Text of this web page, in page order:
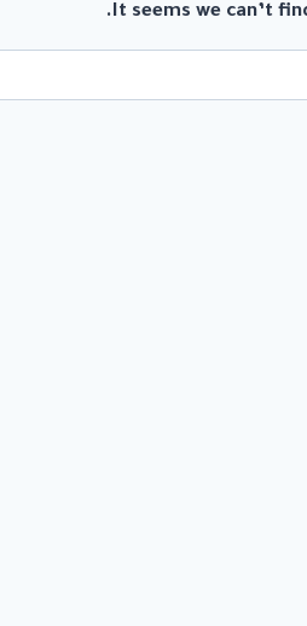
It seems we can’t